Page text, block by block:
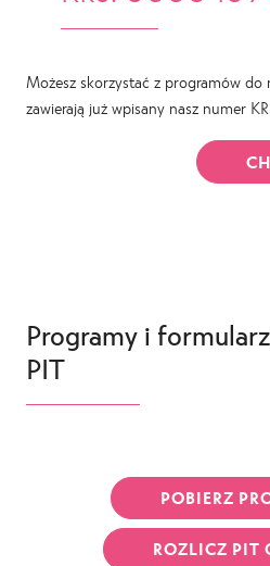
Możesz skorzystać z programów do
zawierają już wpisany nasz numer
Programy i
PIT
POBIERZ
ROZLICZ PIT